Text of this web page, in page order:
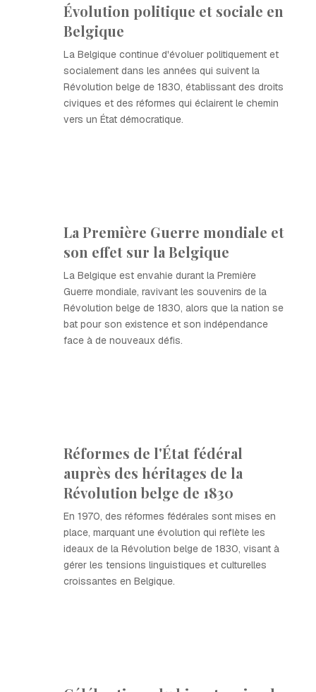
Évolution politique et sociale en
Belgique
La Belgique continue d'évoluer politiquement et
socialement dans les années qui suivent la
Révolution belge de 1830, établissant des droits
civiques et des réformes qui éclairent le chemin
vers un État démocratique.
La Première Guerre mondiale et
son effet sur la Belgique
La Belgique est envahie durant la Première
Guerre mondiale, ravivant les souvenirs de la
Révolution belge de 1830, alors que la nation se
bat pour son existence et son indépendance
face à de nouveaux défis.
Réformes de l'État fédéral
auprès des héritages de la
Révolution belge de 1830
En 1970, des réformes fédérales sont mises en
place, marquant une évolution qui reflète les
ideaux de la Révolution belge de 1830, visant à
gérer les tensions linguistiques et culturelles
croissantes en Belgique.